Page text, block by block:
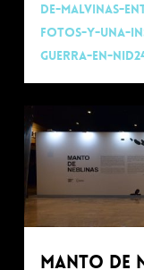
de-malvinas-
fotos-y-una-
guerra-en-
Manto de